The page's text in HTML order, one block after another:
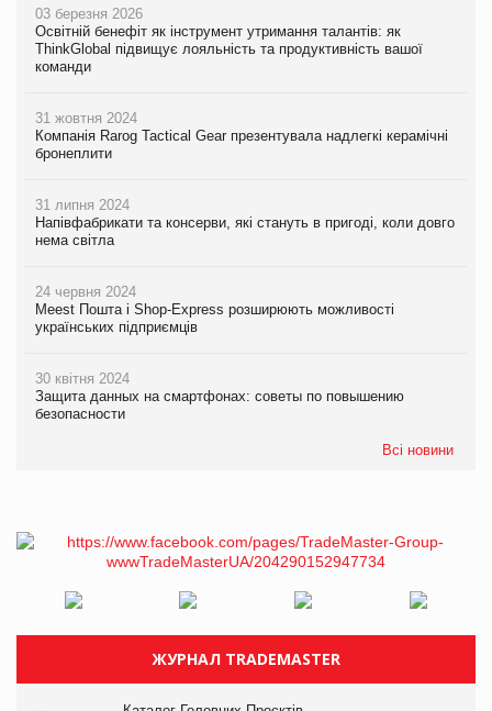
03 березня 2026
Освітній бенефіт як інструмент утримання талантів: як
ThinkGlobal підвищує лояльність та продуктивність вашої
команди
31 жовтня 2024
Компанія Rarog Tactical Gear презентувала надлегкі керамічні
бронеплити
31 липня 2024
Напівфабрикати та консерви, які стануть в пригоді, коли довго
нема світла
24 червня 2024
Meest Пошта і Shop-Express розширюють можливості
українських підприємців
30 квітня 2024
Защита данных на смартфонах: советы по повышению
безопасности
Всі новини
ЖУРНАЛ TRADEMASTER